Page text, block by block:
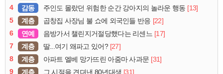
4
감동 주인도 몰랐던 위험한 순간 강아지의 놀라운 행동 [13]
5
계층 곱창집 사장님 불 쇼에 외국인들 반응 [22]
6
연예 음방가서 챌린지거절당했다는 리센느 [17]
7
계층 딸...여기 왜파고 있어? [27]
8
계층 아파트 엘베 망가뜨린 아줌마 사과문 [31]
9
계층 그 시절을 견뎌낸 80년대생 [31]